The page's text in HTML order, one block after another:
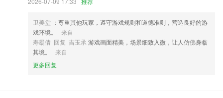
卫美堂 ：尊重其他玩家，遵守游戏规则和道德准则，营造良好的游
戏环境。
来自
寿凝倩 回复 吉玉承 游戏画面精美，场景细致入微，让人仿佛身临
其境。
来自
更多回复